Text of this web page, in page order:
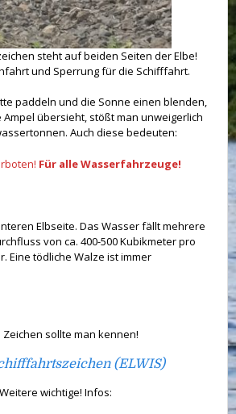
steht auf beiden Seiten der Elbe!
und Sperrung für die Schifffahrt.
paddeln und die Sonne einen blenden,
übersieht, stößt man unweigerlich
Auch diese bedeuten:
Für alle Wasserfahrzeuge!
Elbseite. Das Wasser fällt mehrere
von ca. 400-500 Kubikmeter pro
Eine tödliche Walze ist immer
Zeichen sollte man kennen!
(ELWIS)
Weitere wichtige! Infos: